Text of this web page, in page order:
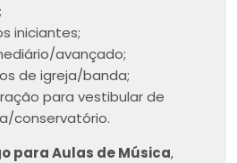
iniciantes;
avançado;
de igreja/banda;
para vestibular de
conservatório.
para Aulas de Música,